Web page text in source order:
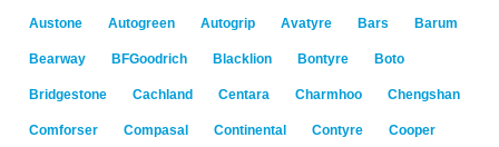
Austone Autogreen Autogrip Avatyre Bars Barum
Bearway BFGoodrich Blacklion Bontyre Boto
Bridgestone Cachland Centara Charmhoo Chengshan
Comforser Compasal Continental Contyre Cooper